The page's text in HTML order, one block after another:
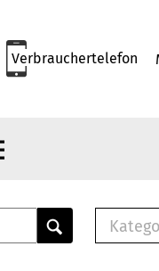
Verbrauchertelefon